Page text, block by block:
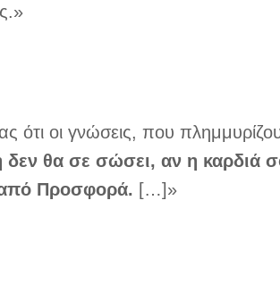
ότι οι γνώσεις, που
θα σε σώσει, αν η καρδιά
από Προσφορά. […]»